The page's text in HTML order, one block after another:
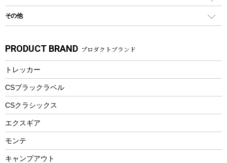
バーベキューツール
カトラリー
マグカップ、カップ
ステンレスボトル
フードボトル
トレー
ランチョンマット
ランチボックス
その他アウトドア雑貨
スプレー関係
ツール、他
パドル
ヘルメット
エアーポンプ
アクセサリー
シティサイクル
自転車ウェア
ラッシュガード
パラソル
フローティングベスト
ヘルメット
エアーポンプ
ビーチテント
ウィンター
スノーシュー
その他
湯たんぽ
防災用品
PRODUCT BRAND プロダクトブランド
トレッカー
CSブラックラベル
CSクラシックス
エクスギア
モンテ
キャンプアウト